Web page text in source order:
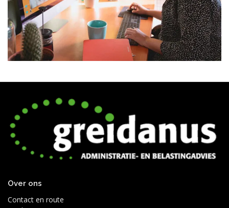
Over ons
Contact en route